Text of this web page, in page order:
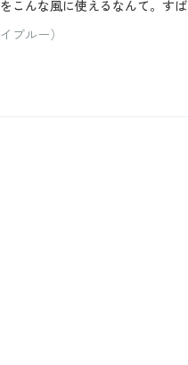
んな風に使えるなんて。す
ブルー）